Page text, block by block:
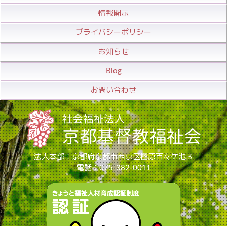
情報開示
プライバシーポリシー
お知らせ
Blog
お問い合わせ
法人本部：京都府京都市西京区樫原百々ケ池３
電話：075-382-0011